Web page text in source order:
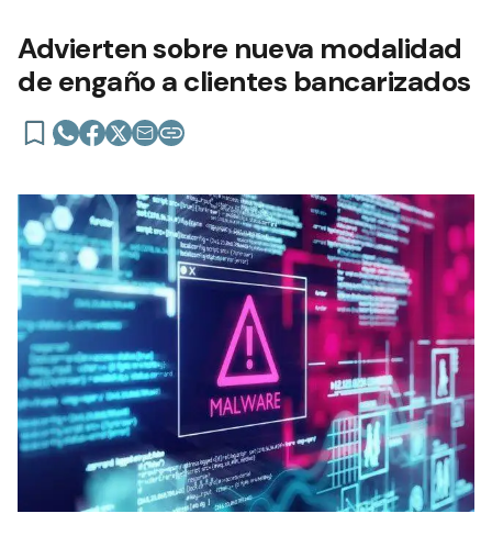
Advierten sobre nueva modalidad
de engaño a clientes bancarizados